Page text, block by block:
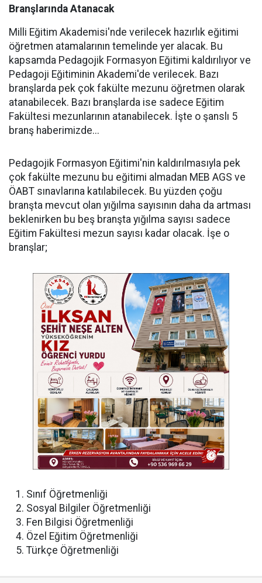
Branşlarında Atanacak
Milli Eğitim Akademisi'nde verilecek hazırlık eğitimi
öğretmen atamalarının temelinde yer alacak. Bu
kapsamda Pedagojik Formasyon Eğitimi kaldırılıyor ve
Pedagoji Eğitiminin Akademi'de verilecek. Bazı
branşlarda pek çok fakülte mezunu öğretmen olarak
atanabilecek. Bazı branşlarda ise sadece Eğitim
Fakültesi mezunlarının atanabilecek. İşte o şanslı 5
branş haberimizde...
Pedagojik Formasyon Eğitimi'nin kaldırılmasıyla pek
çok fakülte mezunu bu eğitimi almadan MEB AGS ve
ÖABT sınavlarına katılabilecek. Bu yüzden çoğu
branşta mevcut olan yığılma sayısının daha da artması
beklenirken bu beş branşta yığılma sayısı sadece
Eğitim Fakültesi mezun sayısı kadar olacak. İşe o
branşlar;
Sınıf Öğretmenliği
Sosyal Bilgiler Öğretmenliği
Fen Bilgisi Öğretmenliği
Özel Eğitim Öğretmenliği
Türkçe Öğretmenliği